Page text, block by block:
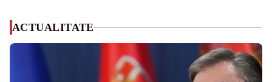
ACTUALITATE